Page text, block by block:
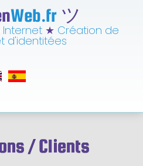
Web.fr ツ
Internet ★ Création de
d'identitées
/ Clients